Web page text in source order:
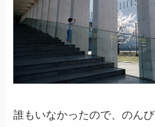
誰もいなかったので、のん